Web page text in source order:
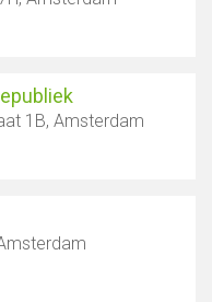
1B, Amsterdam